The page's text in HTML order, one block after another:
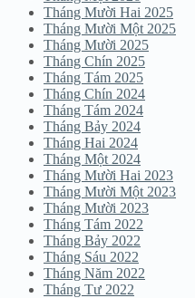
Tháng Mười Hai 2025
Tháng Mười Một 2025
Tháng Mười 2025
Tháng Chín 2025
Tháng Tám 2025
Tháng Chín 2024
Tháng Tám 2024
Tháng Bảy 2024
Tháng Hai 2024
Tháng Một 2024
Tháng Mười Hai 2023
Tháng Mười Một 2023
Tháng Mười 2023
Tháng Tám 2022
Tháng Bảy 2022
Tháng Sáu 2022
Tháng Năm 2022
Tháng Tư 2022